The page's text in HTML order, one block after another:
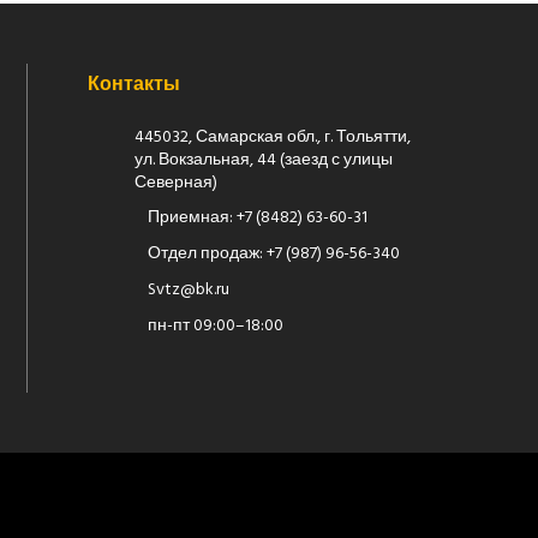
Контакты
445032, Самарская обл., г. Тольятти,
ул. Вокзальная, 44 (заезд с улицы
Северная)
Приемная: +7 (8482) 63-60-31
Отдел продаж: +7 (987) 96-56-340
Svtz@bk.ru
пн-пт 09:00–18:00